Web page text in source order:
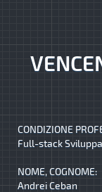
CONDIZIONE
Full-stack
NOME, COGNOME:
Andrei Ceban